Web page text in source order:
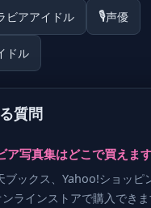
ビアアイドル 🎙️声優
ドル
質問
ア写真集はどこで買えま
ブックス、Yahoo!ショッピ
ンラインストアで購入でき